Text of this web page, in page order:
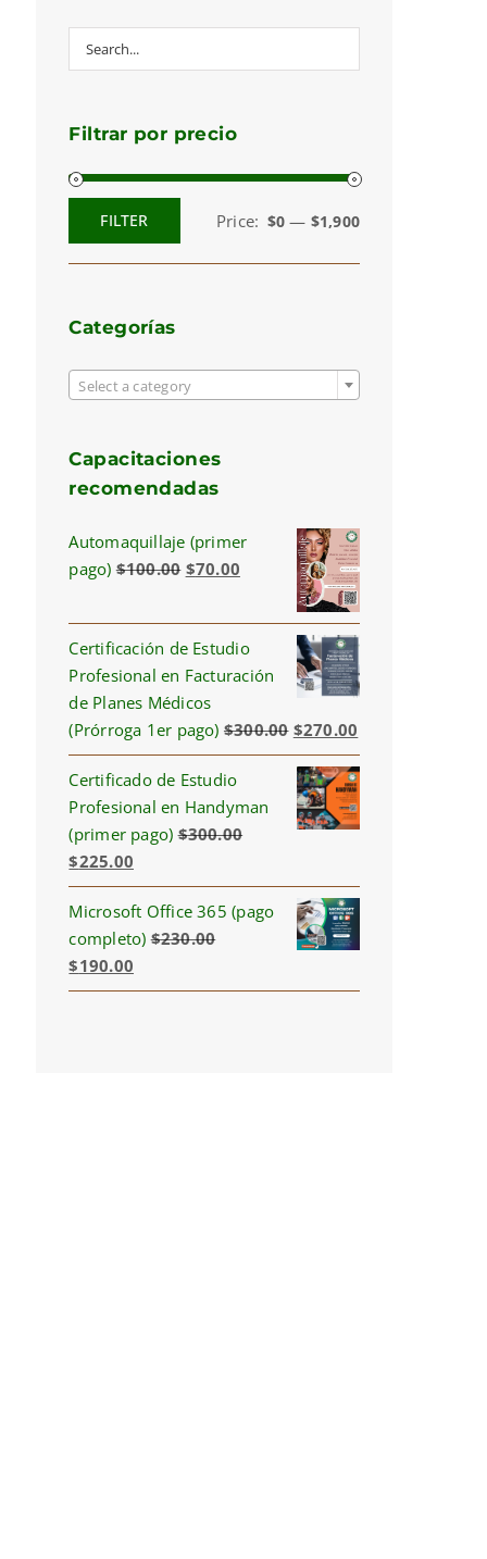
Filtrar por precio
price
price
FILTER Price: $0— $1,900
Categorías
Select a category
Capacitaciones
recomendadas
Automaquillaje (primer
pago) $100.00 Original
was:
$100.00.
$70.00Current
is:
$70.00.
Certificación de Estudio
Profesional en Facturación
de Planes Médicos
(Prórroga 1er pago) $300.00 Original
price
was:
$300.00.
$270.00
price
is:
$270.00.
Certificado de Estudio
Profesional en Handyman
(primer pago) $300.00
Original
price
was:
$300.00.
$225.00
price
is:
$225.00.
Microsoft Office 365 (pago
completo) $230.00
Original
price
$190.00
price